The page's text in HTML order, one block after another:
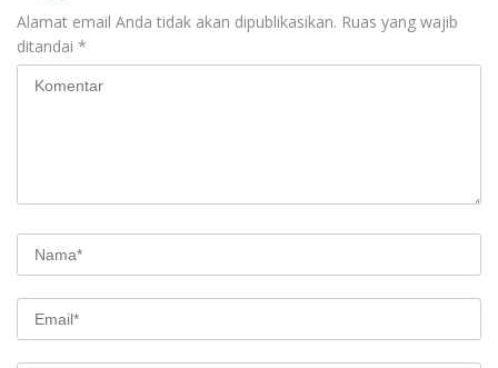
Alamat email Anda tidak akan dipublikasikan. Ruas yang wajib
ditandai *